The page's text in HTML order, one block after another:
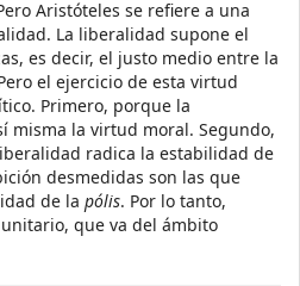
Aristóteles se refiere a una
La liberalidad supone el
es decir, el justo medio entre la
el ejercicio de esta virtud
Primero, porque la
misma la virtud moral. Segundo,
radica la estabilidad de
desmedidas son las que
de la pólis. Por lo tanto,
que va del ámbito